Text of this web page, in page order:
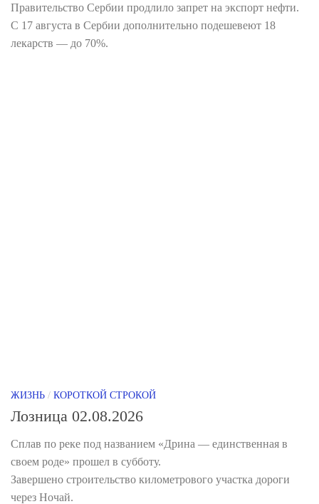
Правительство Сербии продлило запрет на экспорт нефти.
С 17 августа в Сербии дополнительно подешевеют 18
лекарств — до 70%.
ЖИЗНЬ / КОРОТКОЙ СТРОКОЙ
Лозница 02.08.2026
Сплав по реке под названием «Дрина — единственная в
своем роде» прошел в субботу.
Завершено строительство километрового участка дороги
через Ночай.